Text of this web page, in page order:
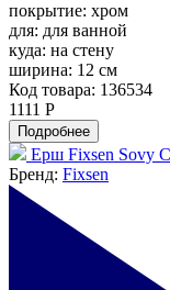
покрытие: хром
для: для ванной
куда: на стену
ширина: 12 см
Код товара: 136534
1111 Р
Подробнее
Ерш Fixsen Sovy
Бренд: Fixsen